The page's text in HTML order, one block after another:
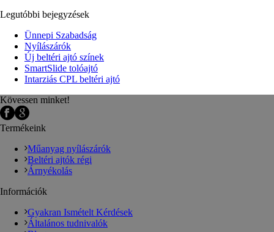
Legutóbbi bejegyzések
Ünnepi Szabadság
Nyílászárók
Új beltéri ajtó színek
SmartSlide tolóajtó
Intarziás CPL beltéri ajtó
Kövessen minket!
Termékeink
Műanyag nyílászárók
Beltéri ajtók régi
Árnyékolás
Információk
Gyakran Ismételt Kérdések
Általános tudnivalók